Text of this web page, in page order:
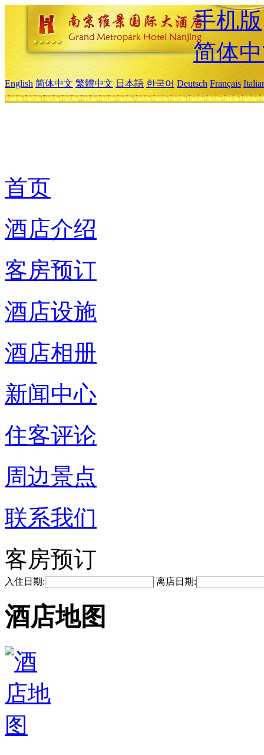
手机版
简体
English 简体中文 繁體中文 日本語 한국어 Deutsch Français
首页
酒店介绍
客房预订
酒店设施
酒店相册
新闻中心
住客评论
周边景点
联系我们
客房预订
入住日期: 离店日期:
酒店地图